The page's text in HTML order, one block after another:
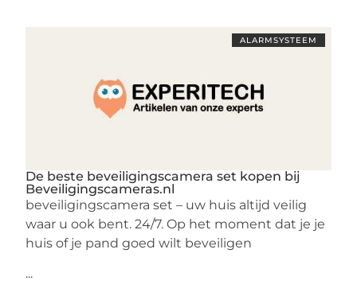
ALARMSYSTEEM
De beste beveiligingscamera set kopen bij
Beveiligingscameras.nl
beveiligingscamera set – uw huis altijd veilig
waar u ook bent. 24/7. Op het moment dat je je
huis of je pand goed wilt beveiligen
...